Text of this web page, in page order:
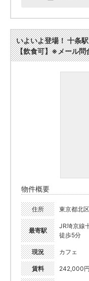
いよいよ登場！ 十条
【飲食可】※メール
物件概要
住所 東京都北
最寄駅
JR埼京線
徒歩5分
現況 カフェ
賃料 242,000円